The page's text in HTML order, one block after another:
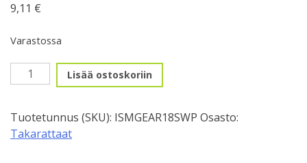
9,11 €
Varastossa
Takaratas,
18P
Lisää ostoskoriin
Tuotetunnus (SKU): ISMGEAR18SWP Osasto:
Takarattaat